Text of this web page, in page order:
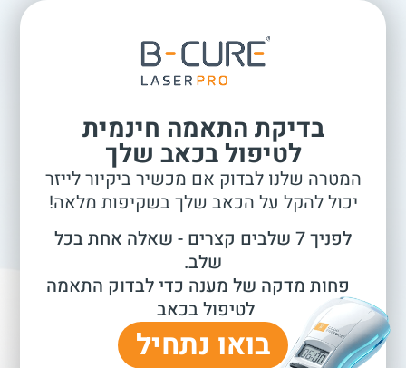
בדיקת התאמה חינמית
לטיפול בכאב שלך
המטרה שלנו לבדוק אם מכשיר ביקיור לייזר
יכול להקל על הכאב שלך בשקיפות מלאה!
לפניך 7 שלבים קצרים - שאלה אחת בכל
שלב.
פחות מדקה של מענה כדי לבדוק התאמה
לטיפול בכאב
בואו נתחיל